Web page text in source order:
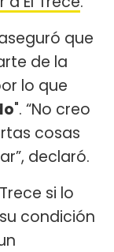
que
de la
lo que
". “No creo
cosas
declaró.
si lo
condición